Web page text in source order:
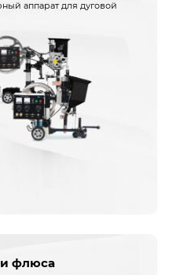
аппарат для дуговой
флюса